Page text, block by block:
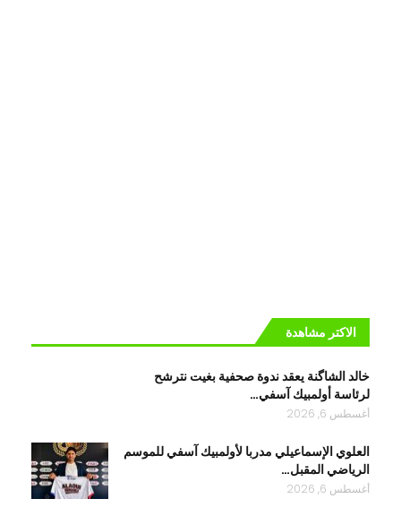
الاكتر مشاهدة
خالد الشاگنة يعقد ندوة صحفية بغيت نترشح
لرئاسة أولمبيك آسفي…
أغسطس 6, 2026
العلوي الإسماعيلي مدربا لأولمبيك آسفي للموسم
الرياضي المقبل…
أغسطس 6, 2026